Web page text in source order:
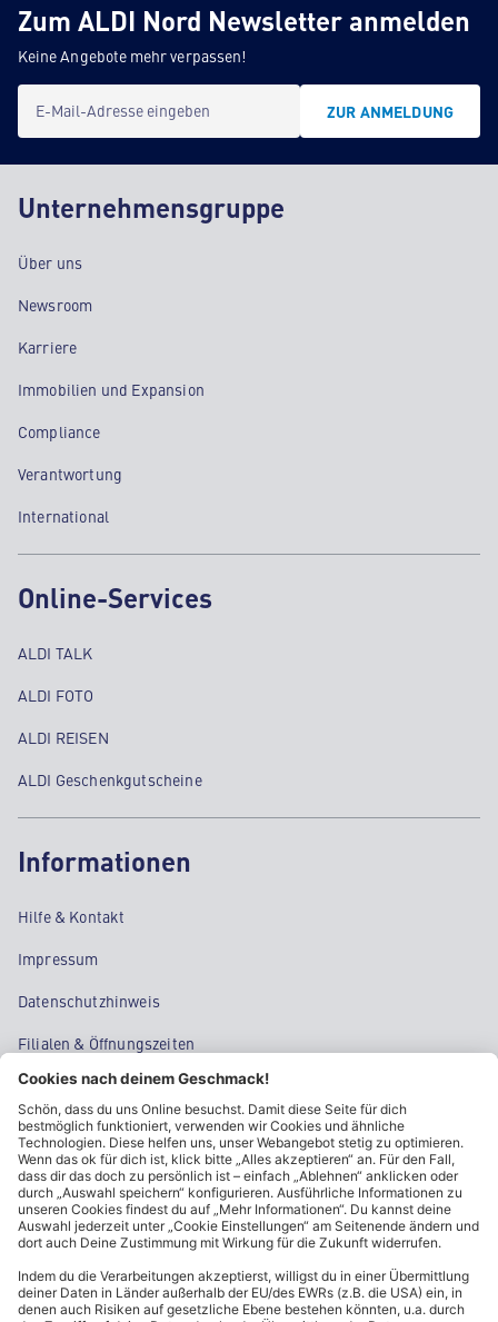
Zum ALDI Nord Newsletter anmelden
Keine Angebote mehr verpassen!
E-Mail-Adresse eingeben ZUR ANMELDUNG
Unternehmensgruppe
Über uns
Newsroom
Karriere
Immobilien und Expansion
Compliance
Verantwortung
International
Online-Services
ALDI TALK
ALDI FOTO
ALDI REISEN
ALDI Geschenkgutscheine
Informationen
Hilfe & Kontakt
Impressum
Datenschutzhinweis
Filialen & Öffnungszeiten
Kontakt
Cookie-Einstellungen
Kundeninformationen
ALDI Nord folgen